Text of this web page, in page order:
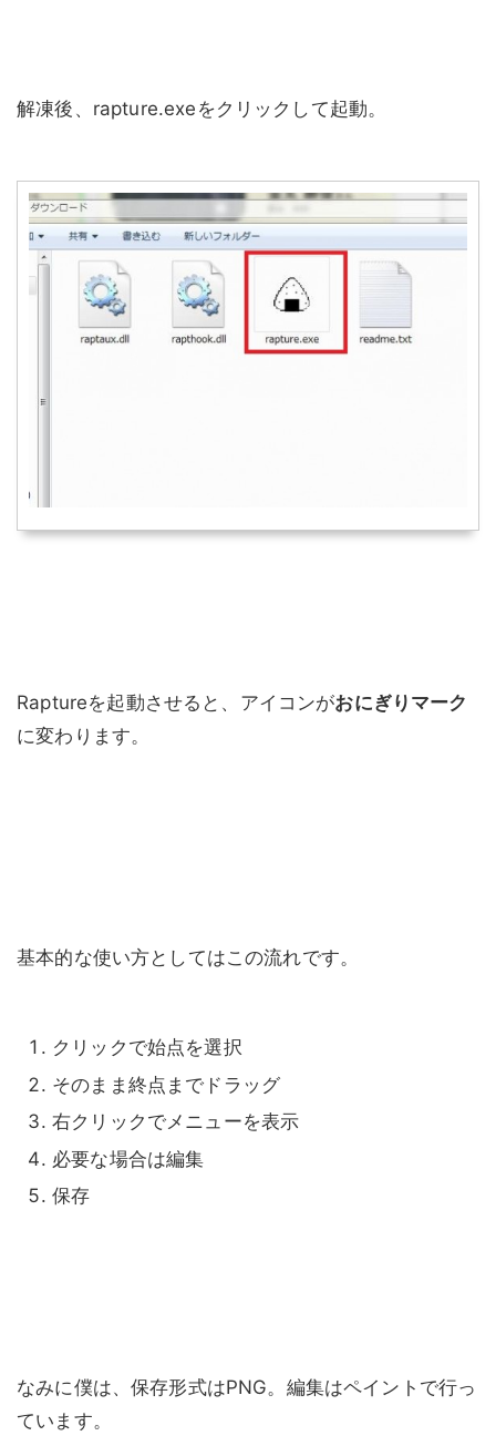
解凍後、rapture.exeをクリックして起動。
Raptureを起動させると、アイコンがおにぎりマーク
に変わります。
基本的な使い方としてはこの流れです。
クリックで始点を選択
そのまま終点までドラッグ
右クリックでメニューを表示
必要な場合は編集
保存
なみに僕は、保存形式はPNG。編集はペイントで行っ
ています。